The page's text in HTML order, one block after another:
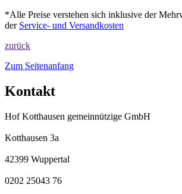
*Alle Preise verstehen sich inklusive der
der Service- und Versandkosten
zurück
Zum Seitenanfang
Kontakt
Hof Kotthausen gemeinnützige GmbH
Kotthausen 3a
42399 Wuppertal
0202 25043 76